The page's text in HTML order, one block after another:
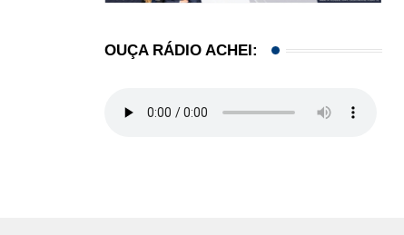
OUÇA RÁDIO ACHEI: